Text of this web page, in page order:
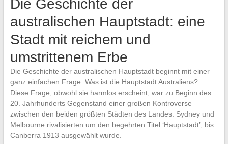
Die Geschichte der
australischen Hauptstadt: eine
Stadt mit reichem und
umstrittenem Erbe
Die Geschichte der australischen Hauptstadt beginnt mit einer
ganz einfachen Frage: Was ist die Hauptstadt Australiens?
Diese Frage, obwohl sie harmlos erscheint, war zu Beginn des
20. Jahrhunderts Gegenstand einer großen Kontroverse
zwischen den beiden größten Städten des Landes. Sydney und
Melbourne rivalisierten um den begehrten Titel ‘Hauptstadt’, bis
Canberra 1913 ausgewählt wurde.